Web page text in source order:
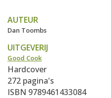
AUTEUR
Dan Toombs
UITGEVERIJ
Good Cook
Hardcover
272 pagina's
ISBN 9789461433084